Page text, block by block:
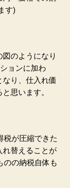
す)
のようになり
ョンに加わ
なり、仕入れ価
思います。
税が圧縮できた
れ替えることが
のの納税自体も